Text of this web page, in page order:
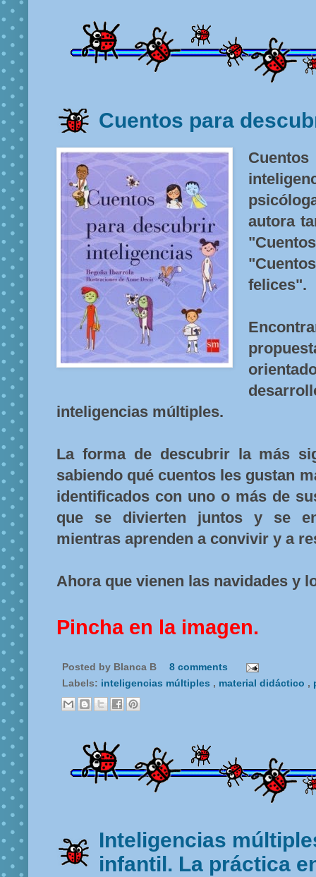
Cuentos para
autora
felices".
inteligencias múltiples.
La forma de descubrir la más
sabiendo qué cuentos les gustan
identificados con uno o más de
que se divierten juntos y se
mientras aprenden a convivir y a
Ahora que vienen las navidades y
Pincha en la imagen.
Posted by Blanca B
8 comments
Labels: inteligencias múltiples , material didáctico ,
Inteligencias
infantil. La práctica